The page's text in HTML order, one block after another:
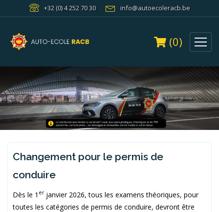
+32 (0) 4 252 70 30 info@autoecoleracb.be
(0)
Changement pour le permis de
conduire
Dès le 1 erjanvier 2026, tous les examens théoriques, pour
toutes les catégories de permis de conduire, devront être